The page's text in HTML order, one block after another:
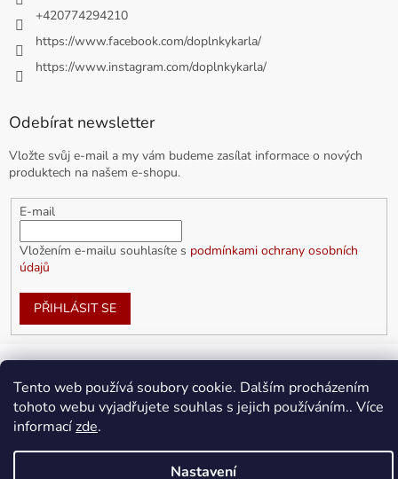
Tento web používá soubory cookie. Dalším procházením
tohoto webu vyjadřujete souhlas s jejich používáním.. Více
informacízde.
Nastavení
+420774294210
https://www.facebook.com/doplnkykarla/
https://www.instagram.com/doplnkykarla/
Odebírat newsletter
Vložte svůj e-mail a my vám budeme zasílat informace o nových
produktech na našem e-shopu.
E-mail
Vložením e-mailu souhlasíte s podmínkami ochrany osobních
údajů
PŘIHLÁSIT SE
Vytvořil Shoptet
Upravit nastavení cookies